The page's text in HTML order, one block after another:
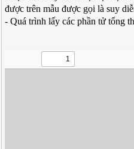
được trên mẫu được gọi là suy
- Quá trình lấy các phần tử tổng